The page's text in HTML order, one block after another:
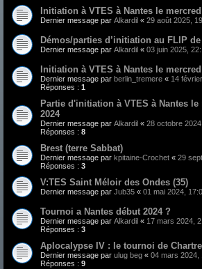
Initiation à VTES à Nantes le
Dernier message par Alkardil « 29 août 2025,
Démos/parties d’initiation au FLIP
Dernier message par Alkardil « 03 juin 2025,
Initiation à VTES à Nantes le
Dernier message par berlin_tremere « 14
Réponses : 1
Partie d'initiation à VTES à Nantes
2024
Dernier message par Alkardil « 28 octobre
Réponses : 8
Brest (terre Sabbat)
Dernier message par kpitaine-Crochet « 29
Réponses : 3
V:TES Saint Méloir des Ondes (35)
Dernier message par Jub35 « 01 mai 2024,
Tournoi a Nantes début 2024 ?
Dernier message par Alkardil « 17 mars 2024,
Réponses : 3
Aplocalypse IV : le tournoi de
Dernier message par ulug beg « 04 mars 2024,
Réponses : 9